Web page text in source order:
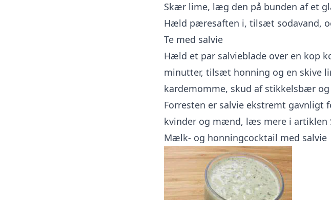
Skær lime, læg den på bunden af et
Hæld pæresaften i, tilsæt sodavand,
Te med salvie
Hæld et par salvieblade over en kop
minutter, tilsæt honning og en skive
kardemomme, skud af stikkelsbær
Forresten er salvie ekstremt gavnligt
kvinder og mænd, læs mere i artiklen
Mælk- og honningcocktail med salvie